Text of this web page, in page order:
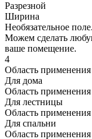
Разрезной
Ширина
Необязательное
Можем сделать
ваше помещение.
4
Область применения
Для дома
Область применения
Для лестницы
Область применения
Для спальни
Область применения